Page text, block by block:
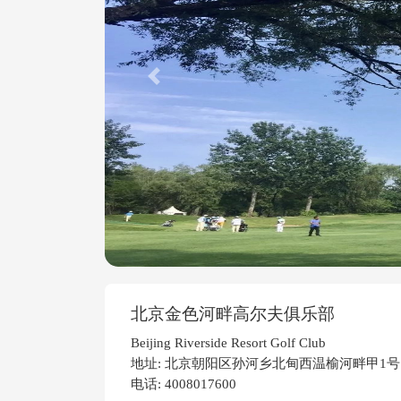
Previous
北京金色河畔高尔夫俱乐部
Beijing Riverside Resort Golf Club
地址: 北京朝阳区孙河乡北甸西温榆河畔甲1号
电话: 4008017600